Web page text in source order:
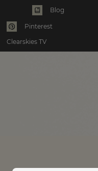
Blog
Pinterest
Clearskies TV